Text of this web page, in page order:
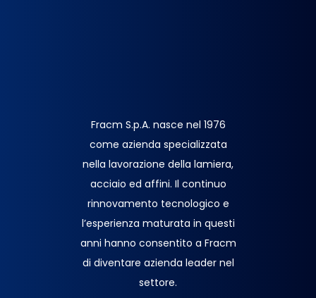
Fracm S.p.A. nasce nel 1976
come azienda specializzata
nella lavorazione della lamiera,
acciaio ed affini. Il continuo
rinnovamento tecnologico e
l’esperienza maturata in questi
anni hanno consentito a Fracm
di diventare azienda leader nel
settore.